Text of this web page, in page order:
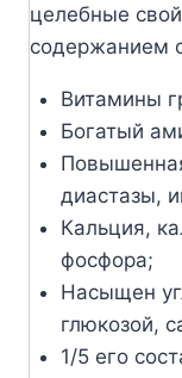
целебные
содержанием
Витамины
Богатый
диастазы,
Кальция,
фосфора;
Насыщен
глюкозой,
1/5 его